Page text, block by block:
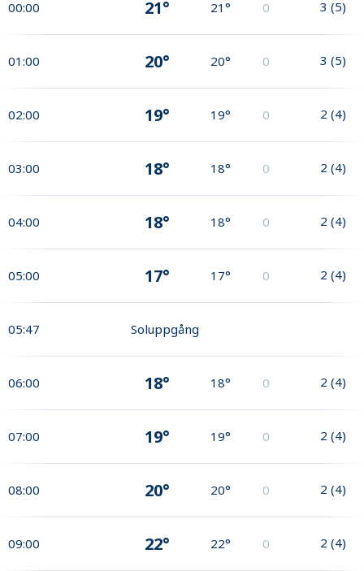
00:00 21° 21° 0 3 (5)
01:00 20° 20° 0 3 (5)
02:00 19° 19° 0 2 (4)
03:00 18° 18° 0 2 (4)
04:00 18° 18° 0 2 (4)
05:00 17° 17° 0 2 (4)
05:47 Soluppgång
06:00 18° 18° 0 2 (4)
07:00 19° 19° 0 2 (4)
08:00 20° 20° 0 2 (4)
09:00 22° 22° 0 2 (4)